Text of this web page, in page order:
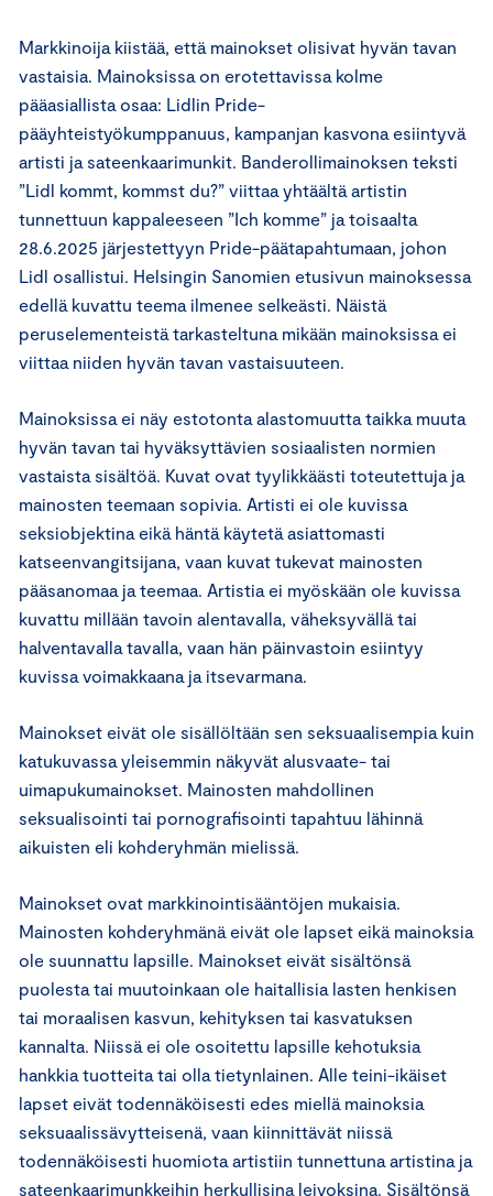
Markkinoija kiistää, että mainokset olisivat hyvän tavan
vastaisia. Mainoksissa on erotettavissa kolme
pääasiallista osaa: Lidlin Pride-
pääyhteistyökumppanuus, kampanjan kasvona esiintyvä
artisti ja sateenkaarimunkit. Banderollimainoksen teksti
”Lidl kommt, kommst du?” viittaa yhtäältä artistin
tunnettuun kappaleeseen ”Ich komme” ja toisaalta
28.6.2025 järjestettyyn Pride-päätapahtumaan, johon
Lidl osallistui. Helsingin Sanomien etusivun mainoksessa
edellä kuvattu teema ilmenee selkeästi. Näistä
peruselementeistä tarkasteltuna mikään mainoksissa ei
viittaa niiden hyvän tavan vastaisuuteen.
Mainoksissa ei näy estotonta alastomuutta taikka muuta
hyvän tavan tai hyväksyttävien sosiaalisten normien
vastaista sisältöä. Kuvat ovat tyylikkäästi toteutettuja ja
mainosten teemaan sopivia. Artisti ei ole kuvissa
seksiobjektina eikä häntä käytetä asiattomasti
katseenvangitsijana, vaan kuvat tukevat mainosten
pääsanomaa ja teemaa. Artistia ei myöskään ole kuvissa
kuvattu millään tavoin alentavalla, väheksyvällä tai
halventavalla tavalla, vaan hän päinvastoin esiintyy
kuvissa voimakkaana ja itsevarmana.
Mainokset eivät ole sisällöltään sen seksuaalisempia kuin
katukuvassa yleisemmin näkyvät alusvaate- tai
uimapukumainokset. Mainosten mahdollinen
seksualisointi tai pornografisointi tapahtuu lähinnä
aikuisten eli kohderyhmän mielissä.
Mainokset ovat markkinointisääntöjen mukaisia.
Mainosten kohderyhmänä eivät ole lapset eikä mainoksia
ole suunnattu lapsille. Mainokset eivät sisältönsä
puolesta tai muutoinkaan ole haitallisia lasten henkisen
tai moraalisen kasvun, kehityksen tai kasvatuksen
kannalta. Niissä ei ole osoitettu lapsille kehotuksia
hankkia tuotteita tai olla tietynlainen. Alle teini-ikäiset
lapset eivät todennäköisesti edes miellä mainoksia
seksuaalissävytteisenä, vaan kiinnittävät niissä
todennäköisesti huomiota artistiin tunnettuna artistina ja
sateenkaarimunkkeihin herkullisina leivoksina. Sisältönsä